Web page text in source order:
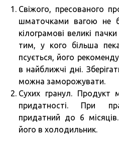
Свіжого, пресованого
шматочками вагою не
кілограмові великі
тим, у кого більша
псується, його
в найближчі дні.
можна заморожувати.
Сухих гранул. Продукт
придатності. При
придатний до 6
його в холодильник.